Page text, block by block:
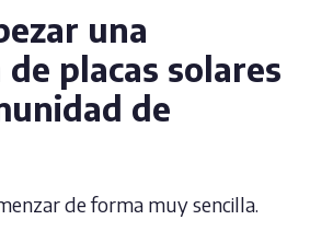
una
placas solares
de
de forma muy sencilla.